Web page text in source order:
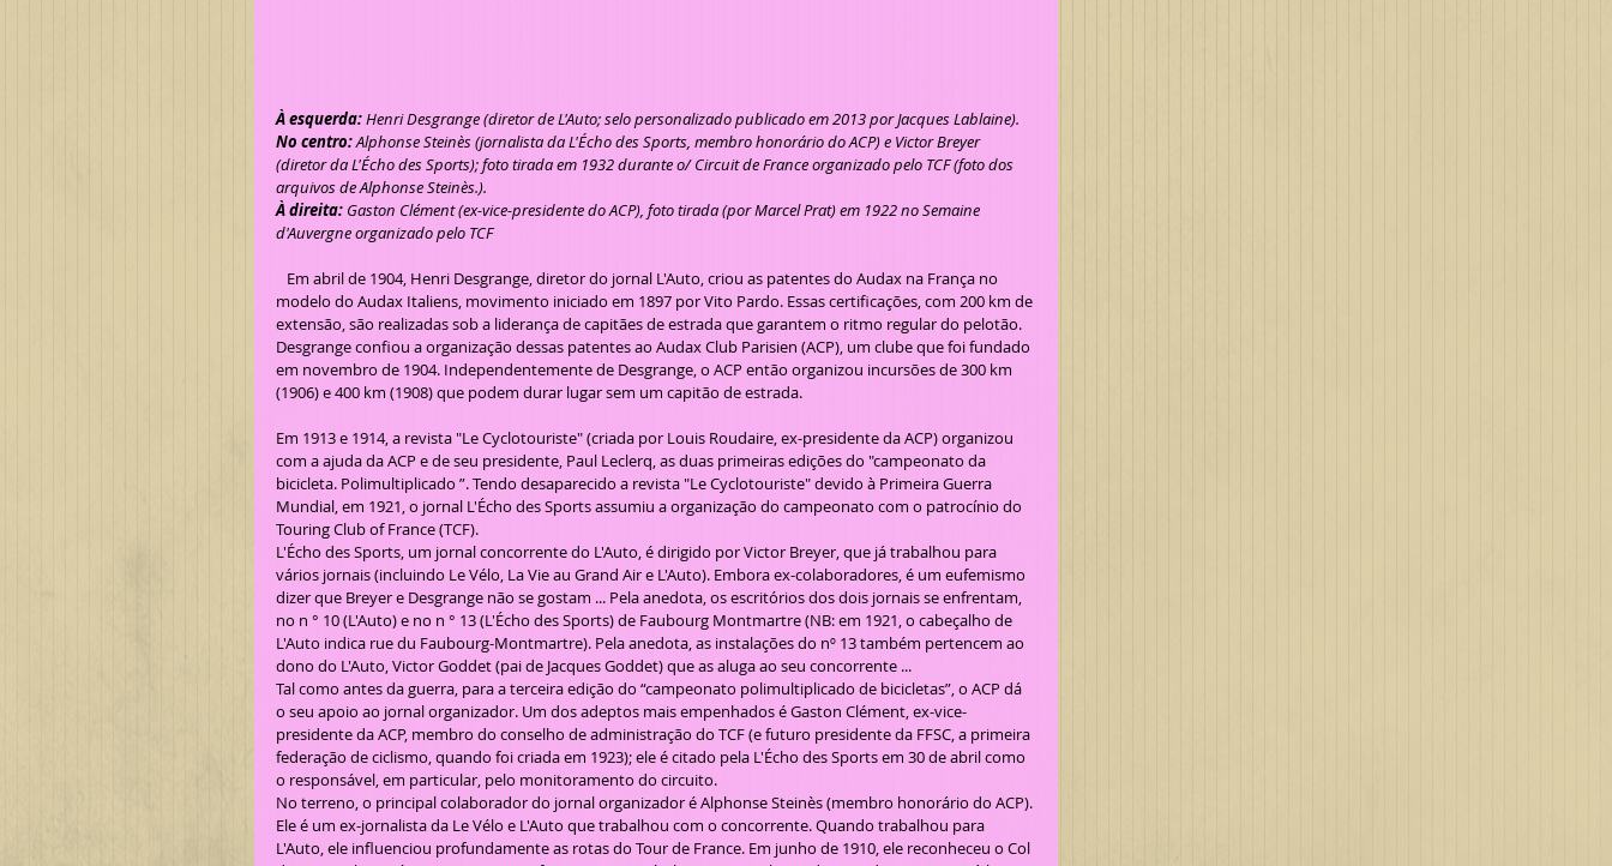
À esquerda: Henri Desgrange (diretor de L'Auto; selo personalizado publicado em 2013 por Jacques Lablaine).
No centro: Alphonse Steinès (jornalista da L'Écho des Sports, membro honorário do ACP) e Victor Breyer
(diretor da L'Écho des Sports); foto tirada em 1932 durante o/ Circuit de France organizado pelo TCF (foto dos
arquivos de Alphonse Steinès.).
À direita: Gaston Clément (ex-vice-presidente do ACP), foto tirada (por Marcel Prat) em 1922 no Semaine
d'Auvergne organizado pelo TCF
modelo do Audax Italiens, movimento iniciado em 1897 por Vito Pardo. Essas certificações, com 200 km de
extensão, são realizadas sob a liderança de capitães de estrada que garantem o ritmo regular do pelotão.
Desgrange confiou a organização dessas patentes ao Audax Club Parisien (ACP), um clube que foi fundado
em novembro de 1904. Independentemente de Desgrange, o ACP então organizou incursões de 300 km
(1906) e 400 km (1908) que podem durar lugar sem um capitão de estrada.
Em 1913 e 1914, a revista "Le Cyclotouriste" (criada por Louis Roudaire, ex-presidente da ACP) organizou
com a ajuda da ACP e de seu presidente, Paul Leclerq, as duas primeiras edições do "campeonato da
bicicleta. Polimultiplicado ”. Tendo desaparecido a revista "Le Cyclotouriste" devido à Primeira Guerra
Mundial, em 1921, o jornal L'Écho des Sports assumiu a organização do campeonato com o patrocínio do
Touring Club of France (TCF).
L'Écho des Sports, um jornal concorrente do L'Auto, é dirigido por Victor Breyer, que já trabalhou para
vários jornais (incluindo Le Vélo, La Vie au Grand Air e L'Auto). Embora ex-colaboradores, é um eufemismo
dizer que Breyer e Desgrange não se gostam ... Pela anedota, os escritórios dos dois jornais se enfrentam,
no n ° 10 (L'Auto) e no n ° 13 (L'Écho des Sports) de Faubourg Montmartre (NB: em 1921, o cabeçalho de
L'Auto indica rue du Faubourg-Montmartre). Pela anedota, as instalações do nº 13 também pertencem ao
dono do L'Auto, Victor Goddet (pai de Jacques Goddet) que as aluga ao seu concorrente ...
Tal como antes da guerra, para a terceira edição do “campeonato polimultiplicado de bicicletas”, o ACP dá
o seu apoio ao jornal organizador. Um dos adeptos mais empenhados é Gaston Clément, ex-vice-
presidente da ACP, membro do conselho de administração do TCF (e futuro presidente da FFSC, a primeira
federação de ciclismo, quando foi criada em 1923); ele é citado pela L'Écho des Sports em 30 de abril como
o responsável, em particular, pelo monitoramento do circuito.
No terreno, o principal colaborador do jornal organizador é Alphonse Steinès (membro honorário do ACP).
Ele é um ex-jornalista da Le Vélo e L'Auto que trabalhou com o concorrente. Quando trabalhou para
L'Auto, ele influenciou profundamente as rotas do Tour de France. Em junho de 1910, ele reconheceu o Col